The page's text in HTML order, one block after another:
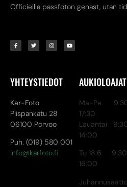
Officiellla passfoton genast, utan
YHTEYSTIEDOT
Kar-Foto
Piispankatu 28
06100 Porvoo
Puh. (019) 580 001
info@karfoto.fi
AUKIOLOAJAT
Ma-Pe
17:30
Lauantai
14:00
To 18.6
16:00